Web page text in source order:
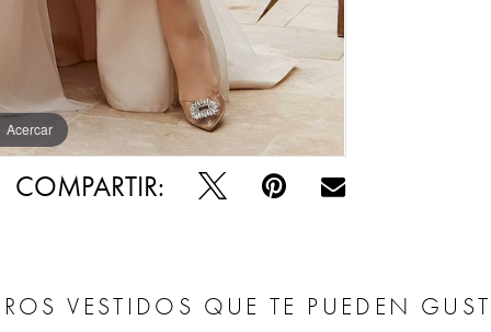
Acercar
Acercar
COMPARTIR:
VESTIDOS QUE TE PUEDEN